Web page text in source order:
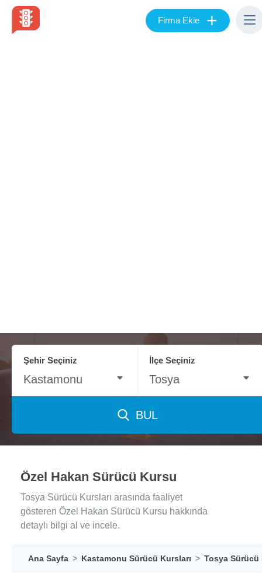
Firma Ekle +
Şehir Seçiniz
Kastamonu
İlçe Seçiniz
Tosya
BUL
Özel Hakan Sürücü Kursu
Tosya Sürücü Kursları arasında faaliyet
gösteren Özel Hakan Sürücü Kursu hakkında
detaylı bilgi al ve incele.
Ana Sayfa Kastamonu Sürücü Kursları Tosya Sürücü